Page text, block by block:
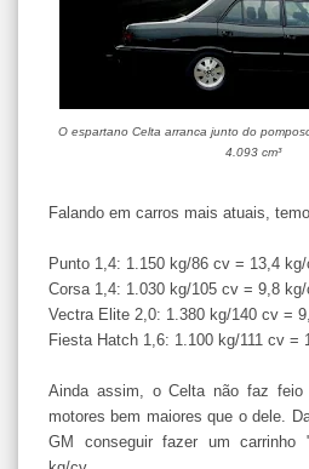
O espartano Celta arranca junto do
4.093 cm³
Falando em carros mais atuais,
Punto 1,4: 1.150 kg/86 cv = 13,4
Corsa 1,4: 1.030 kg/105 cv = 9,8
Vectra Elite 2,0: 1.380 kg/140 cv =
Fiesta Hatch 1,6: 1.100 kg/111 cv =
Ainda assim, o Celta não faz feio
motores bem maiores que o dele.
GM conseguir fazer um carrinho